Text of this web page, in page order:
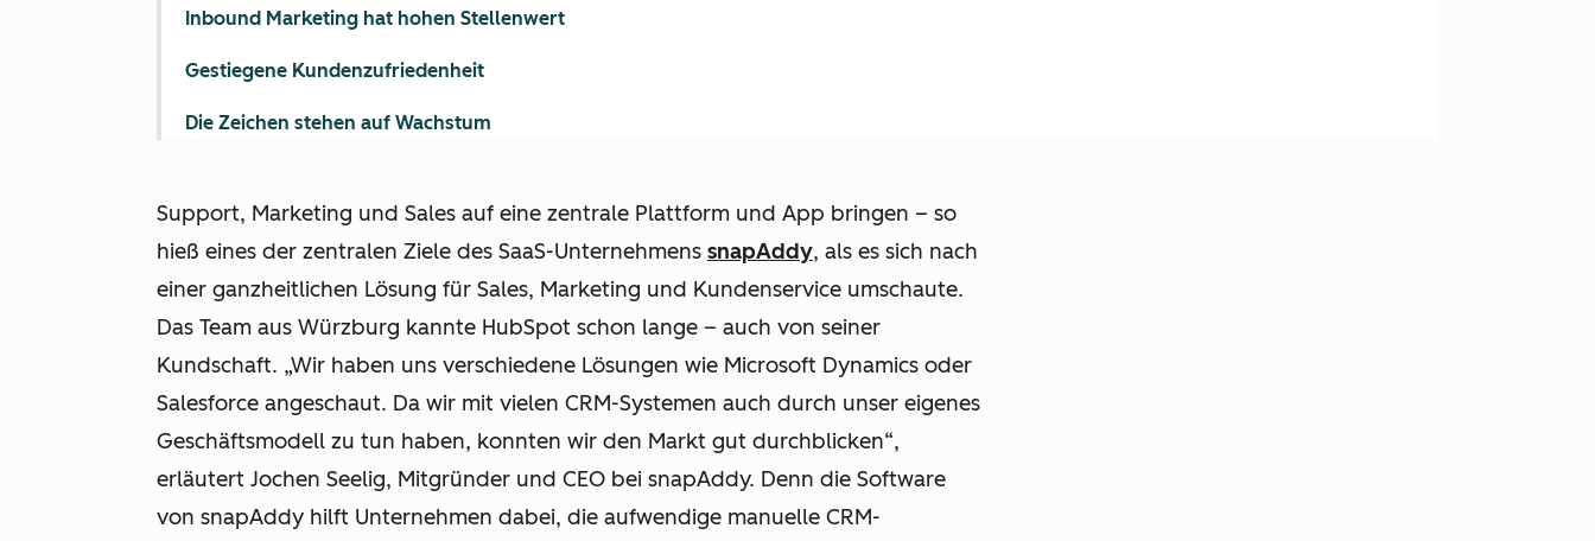
Support, Marketing und Sales auf eine zentrale Plattform und App bringen – so
hieß eines der zentralen Ziele des SaaS-Unternehmens snapAddy, als es sich nach
einer ganzheitlichen Lösung für Sales, Marketing und Kundenservice umschaute.
Das Team aus Würzburg kannte HubSpot schon lange – auch von seiner
Kundschaft. „Wir haben uns verschiedene Lösungen wie Microsoft Dynamics oder
Salesforce angeschaut. Da wir mit vielen CRM-Systemen auch durch unser eigenes
Geschäftsmodell zu tun haben, konnten wir den Markt gut durchblicken“,
erläutert Jochen Seelig, Mitgründer und CEO bei snapAddy. Denn die Software
von snapAddy hilft Unternehmen dabei, die aufwendige manuelle CRM-
Inbound Marketing hat hohen Stellenwert
Gestiegene Kundenzufriedenheit
Die Zeichen stehen auf Wachstum